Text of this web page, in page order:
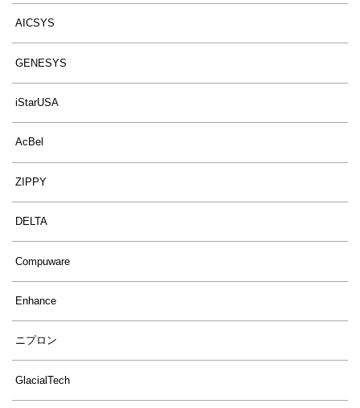
AICSYS
GENESYS
iStarUSA
AcBel
ZIPPY
DELTA
Compuware
Enhance
ニプロン
GlacialTech